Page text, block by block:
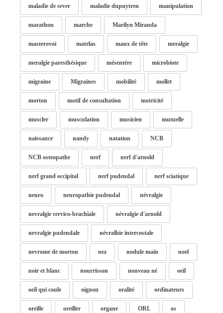
maladie de sever maladie dupuytren manipulation
marathon marche Marilyn Miranda
masterovoï matelas maux de tête meralgie
meralgie paresthésique mésentère microbiote
migraine Migraines mobilité mollet
morton motif de consultation motricité
muscler musculation musicien mutuelle
naissance nandy natation NCB
NCB osteopathe nerf nerf d'arnold
nerf grand occipital nerf pudendal nerf sciatique
neuro neuropathie pudendal névralgie
nevralgie cervico-brachiale névralgie d'arnold
nevralgie pudendale névralhie intercostale
nevrome de morton nez nodule main noel
noir et blanc nourrisson nouveau né oeil
oeil qui coule oignon oralité ordinateurs
oreille oreiller organe ORL os